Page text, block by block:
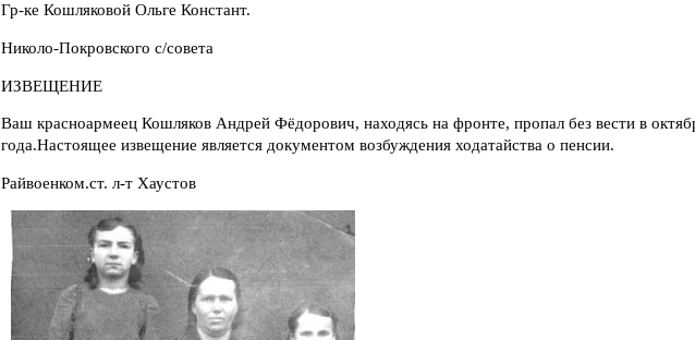
Гр-ке Кошляковой Ольге Констант.
Николо-Покровского с/совета
ИЗВЕЩЕНИЕ
Ваш красноармеец Кошляков Андрей Фёдорович, находясь на фронте, пропал без вести в
года.Настоящее извещение является документом возбуждения ходатайства о пенсии.
Райвоенком.ст. л-т Хаустов